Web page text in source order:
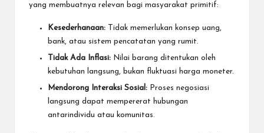
yang membuatnya relevan bagi masyarakat primitif:
Kesederhanaan: Tidak memerlukan konsep uang,
bank, atau sistem pencatatan yang rumit.
Tidak Ada Inflasi: Nilai barang ditentukan oleh
kebutuhan langsung, bukan fluktuasi harga moneter.
Mendorong Interaksi Sosial: Proses negosiasi
langsung dapat mempererat hubungan
antarindividu atau komunitas.